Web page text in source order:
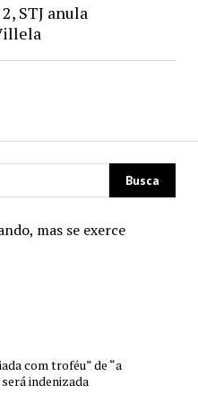
mas se exerce
com troféu” de “a
indenizada
STJ anula